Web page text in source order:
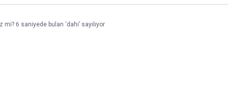
6 saniyede bulan ‘dahi’ sayılıyor